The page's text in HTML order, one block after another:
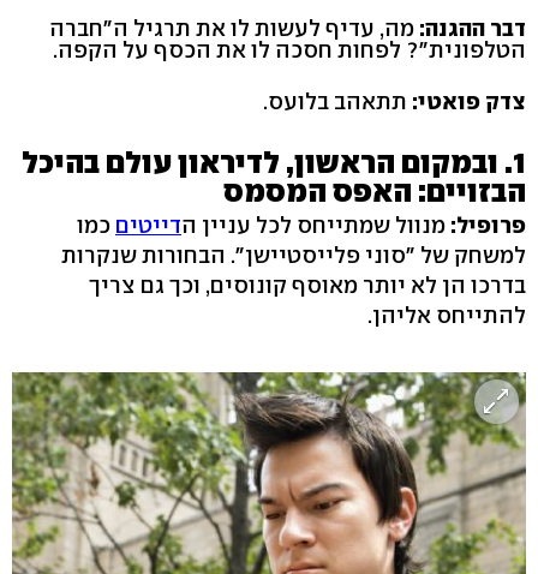
דבר ההגנה: מה, עדיף לעשות לו את תרגיל ה"חברה
הטלפונית"? לפחות חסכה לו את הכסף על הקפה.
צדק פואטי: תתאהב בלועס.
1. ובמקום הראשון, לדיראון עולם בהיכל
הבזויים: האפס המסמס
פרופיל: מנוול שמתייחס לכל עניין הדייטים כמו
למשחק של "סוני פלייסטיישן". הבחורות שנקרות
בדרכו הן לא יותר מאוסף קונוסים, וכך גם צריך
להתייחס אליהן.